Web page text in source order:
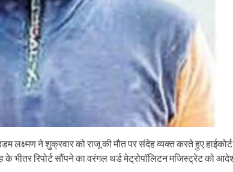
लक्ष्मण ने शु्क्रवार को राजू की मौत पर संदेह व्यक्त करते हुए हाईकोर्ट
के भीतर रिपोर्ट सौंपने का वरंगल थर्ड मेट्रोपॉलिटन मजिस्ट्रेट को